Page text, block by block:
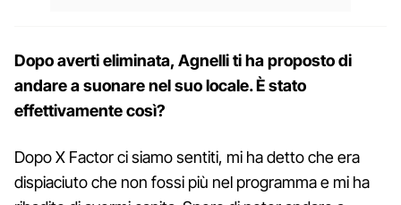
Dopo averti eliminata, Agnelli ti ha proposto di
andare a suonare nel suo locale. È stato
effettivamente così?
Dopo X Factor ci siamo sentiti, mi ha detto che era
dispiaciuto che non fossi più nel programma e mi ha